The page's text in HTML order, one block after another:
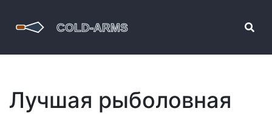
Лучшая рыболовная